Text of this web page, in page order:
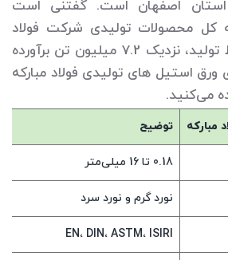
استان اصفهان است. گفتنی است
کل محصولات تولیدی شرکت فولاد
مبارکه در تمام خطوط تولید، نزدیک 7.2 میلیون تن برآورده
استیل های تولیدی فولاد مبارکه
می‌کنید.
مبارکه توضیح
0.18 تا 16 میلی‌متر
نورد گرم و نورد سرد
EN، DIN، ASTM، ISIRI